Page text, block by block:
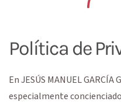
Política de
EnJESÚS MANUEL GARCÍA
especialmente